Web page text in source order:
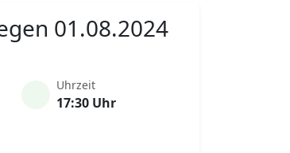
01.08.2024
Uhrzeit
17:30 Uhr